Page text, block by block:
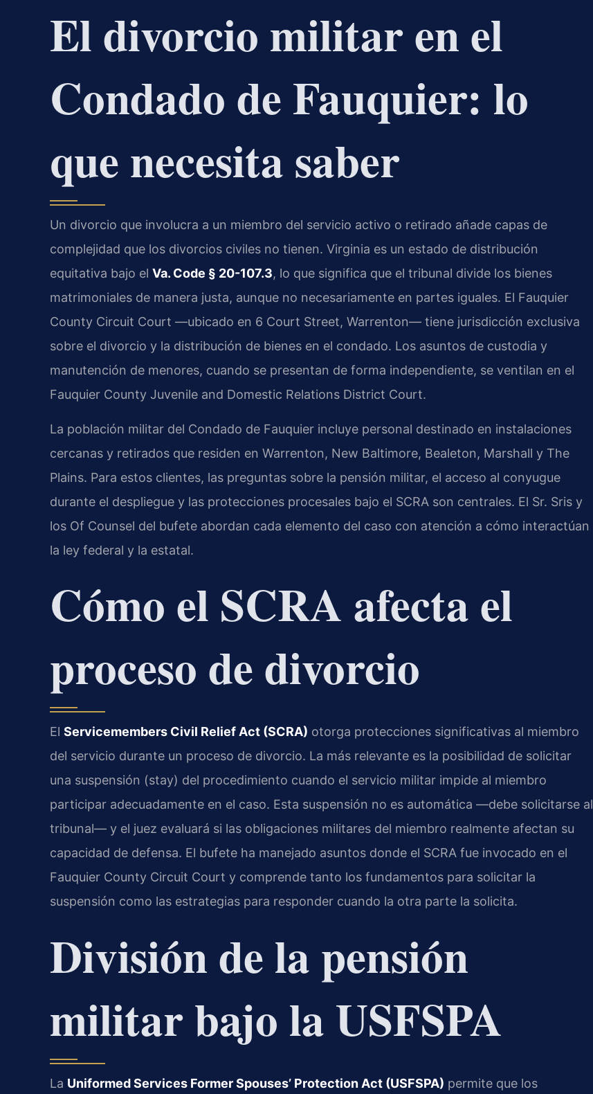
El divorcio militar en el
Condado de Fauquier: lo
que necesita saber
Un divorcio que involucra a un miembro del servicio activo o retirado añade capas de
complejidad que los divorcios civiles no tienen. Virginia es un estado de distribución
equitativa bajo el Va. Code § 20-107.3, lo que significa que el tribunal divide los bienes
matrimoniales de manera justa, aunque no necesariamente en partes iguales. El Fauquier
County Circuit Court —ubicado en 6 Court Street, Warrenton— tiene jurisdicción exclusiva
sobre el divorcio y la distribución de bienes en el condado. Los asuntos de custodia y
manutención de menores, cuando se presentan de forma independiente, se ventilan en el
Fauquier County Juvenile and Domestic Relations District Court.
La población militar del Condado de Fauquier incluye personal destinado en instalaciones
cercanas y retirados que residen en Warrenton, New Baltimore, Bealeton, Marshall y The
Plains. Para estos clientes, las preguntas sobre la pensión militar, el acceso al conyugue
durante el despliegue y las protecciones procesales bajo el SCRA son centrales. El Sr. Sris y
los Of Counsel del bufete abordan cada elemento del caso con atención a cómo interactúan
la ley federal y la estatal.
Cómo el SCRA afecta el
proceso de divorcio
El Servicemembers Civil Relief Act (SCRA) otorga protecciones significativas al miembro
del servicio durante un proceso de divorcio. La más relevante es la posibilidad de solicitar
una suspensión (stay) del procedimiento cuando el servicio militar impide al miembro
participar adecuadamente en el caso. Esta suspensión no es automática —debe solicitarse al
tribunal— y el juez evaluará si las obligaciones militares del miembro realmente afectan su
capacidad de defensa. El bufete ha manejado asuntos donde el SCRA fue invocado en el
Fauquier County Circuit Court y comprende tanto los fundamentos para solicitar la
suspensión como las estrategias para responder cuando la otra parte la solicita.
División de la pensión
militar bajo la USFSPA
La Uniformed Services Former Spouses’ Protection Act (USFSPA) permite que los